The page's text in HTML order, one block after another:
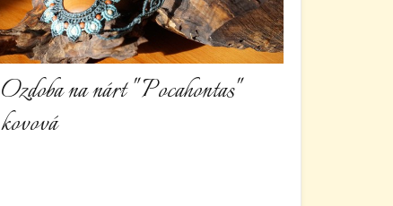
Ozdoba na nárt " Pocahontas"
kovová